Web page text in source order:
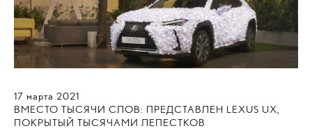
17 марта 2021
ВМЕСТО ТЫСЯЧИ СЛОВ: ПРЕДСТАВЛЕН LEXUS UX,
ПОКРЫТЫЙ ТЫСЯЧАМИ ЛЕПЕСТКОВ